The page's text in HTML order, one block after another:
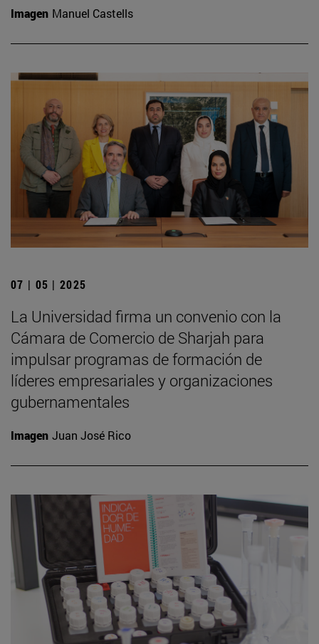
Imagen Manuel Castells
07 | 05 | 2025
La Universidad firma un convenio con la
Cámara de Comercio de Sharjah para
impulsar programas de formación de
líderes empresariales y organizaciones
gubernamentales
Imagen Juan José Rico